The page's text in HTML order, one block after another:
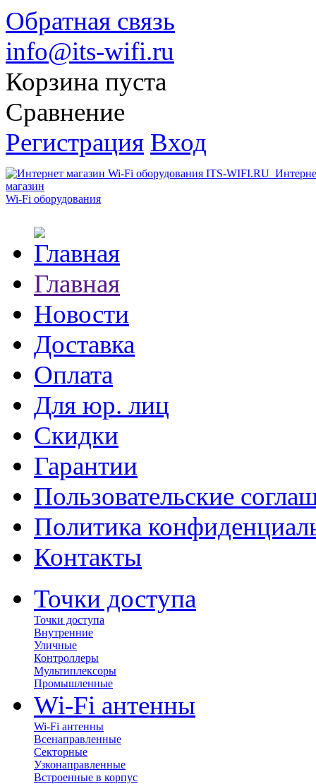
Обратная связь
info@its-wifi.ru
Корзина пуста
Сравнение
Регистрация Вход
магазин
Wi-Fi оборудования
Главная
Новости
Доставка
Оплата
Для юр. лиц
Скидки
Гарантии
Пользовательские
Политика
Контакты
Точки доступа
Точки доступа
Внутренние
Уличные
Контроллеры
Мультиплексоры
Промышленные
Wi-Fi антенны
Wi-Fi антенны
Всенаправленные
Секторные
Узконаправленные
Встроенные в корпус